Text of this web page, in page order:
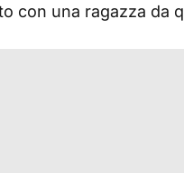
con una ragazza da